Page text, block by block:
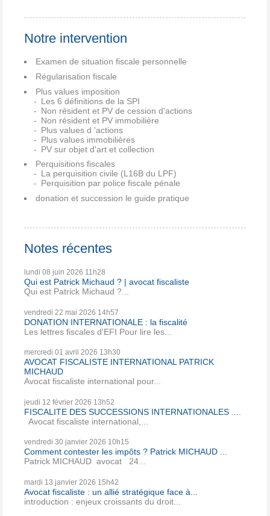
Notre intervention
Examen de situation fiscale personnelle
Régularisation fiscale
Plus values imposition
Les 6 définitions de la SPI
Non résident et PV de cession d'actions
Non résident et PV immobilière
Plus values d 'actions
Plus values immobilières
PV sur objet d'art et collection
Perquisitions fiscales
La perquisition civile (L16B du LPF)
Perquisition par police fiscale pénale
donation et succession le guide pratique
Notes récentes
lundi 08 juin 2026 11h28
Qui est Patrick Michaud ? | avocat fiscaliste
Qui est Patrick Michaud ?...
vendredi 22 mai 2026 14h57
DONATION INTERNATIONALE : la fiscalité
Les lettres fiscales d'EFI Pour lire les...
mercredi 01 avril 2026 13h30
AVOCAT FISCALISTE INTERNATIONAL PATRICK
MICHAUD
Avocat fiscaliste international pour...
jeudi 12 février 2026 13h52
FISCALITE DES SUCCESSIONS INTERNATIONALES ....
Avocat fiscaliste international,...
vendredi 30 janvier 2026 10h15
Comment contester les impôts ? Patrick MICHAUD ...
Patrick MICHAUD avocat 24...
mardi 13 janvier 2026 15h42
Avocat fiscaliste : un allié stratégique face à...
introduction : enjeux croissants du droit...